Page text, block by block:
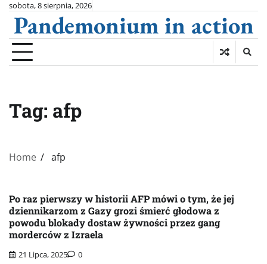
Skip
content
sobota, 8 sierpnia, 2026
Pandemonium in action
Tag: afp
Home afp
Po raz pierwszy w historii AFP mówi o tym, że jej
dziennikarzom z Gazy grozi śmierć głodowa z
powodu blokady dostaw żywności przez gang
morderców z Izraela
21 Lipca, 2025 0